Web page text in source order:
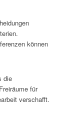
können
die
für
verschafft.